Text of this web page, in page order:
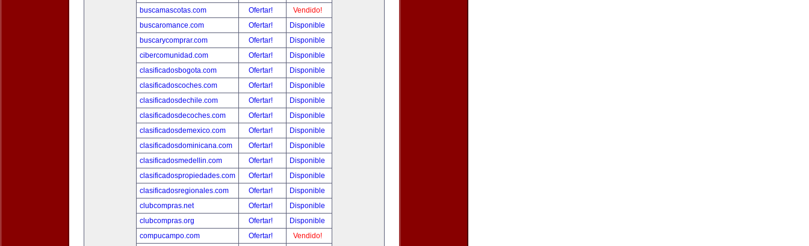
buscamascotas.com
Ofertar!
Vendido!
buscaromance.com
Ofertar!
Disponible
buscarycomprar.com
Ofertar!
Disponible
cibercomunidad.com
Ofertar!
Disponible
clasificadosbogota.com
Ofertar!
Disponible
clasificadoscoches.com
Ofertar!
Disponible
clasificadosdechile.com
Ofertar!
Disponible
clasificadosdecoches.com
Ofertar!
Disponible
clasificadosdemexico.com
Ofertar!
Disponible
clasificadosdominicana.com
Ofertar!
Disponible
clasificadosmedellin.com
Ofertar!
Disponible
clasificadospropiedades.com
Ofertar!
Disponible
clasificadosregionales.com
Ofertar!
Disponible
clubcompras.net
Ofertar!
Disponible
clubcompras.org
Ofertar!
Disponible
compucampo.com
Ofertar!
Vendido!